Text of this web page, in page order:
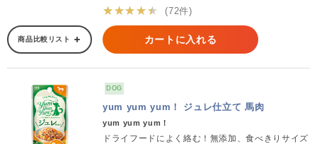
★★★★★
(72件)
商品比較リスト カートに入れる
DOG
yum yum yum！ ジュレ仕立て 馬肉
yum yum yum！
ドライフードによく絡む！無添加、食べきりサイズ